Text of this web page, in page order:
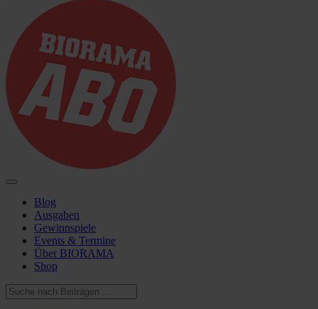
Blog
Ausgaben
Gewinnspiele
Events & Termine
Über BIORAMA
Shop